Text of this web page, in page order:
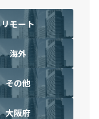
リモート
海外
その他
大阪府